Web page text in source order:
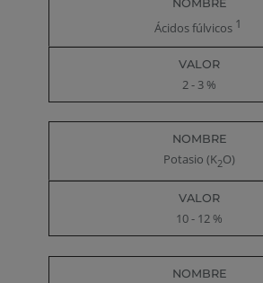
Ácidos fúlvicos 1
2 - 3 %
Potasio (K2O)
10 - 12 %